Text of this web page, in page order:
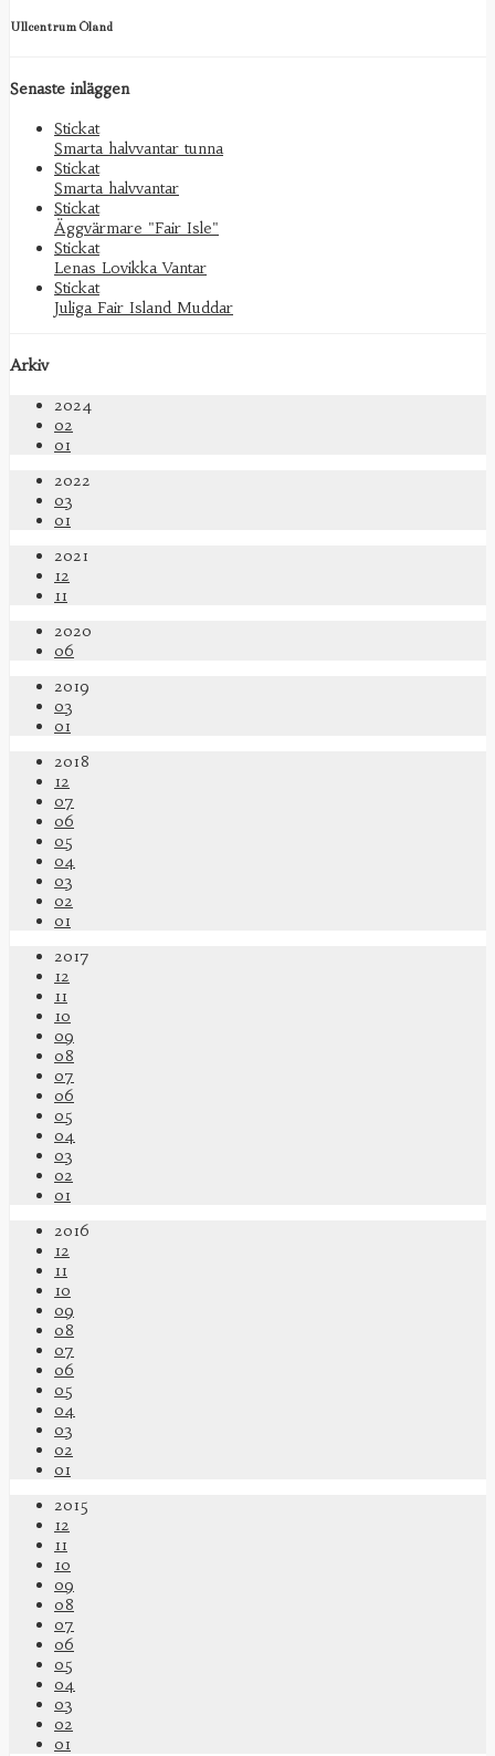
Ullcentrum Öland
Senaste inläggen
Stickat
Smarta halvvantar tunna
Stickat
Smarta halvvantar
Stickat
Äggvärmare "Fair Isle"
Stickat
Lenas Lovikka Vantar
Stickat
Juliga Fair Island Muddar
Arkiv
2024
02
01
2022
03
01
2021
12
11
2020
06
2019
03
01
2018
12
07
06
05
04
03
02
01
2017
12
11
10
09
08
07
06
05
04
03
02
01
2016
12
11
10
09
08
07
06
05
04
03
02
01
2015
12
11
10
09
08
07
06
05
04
03
02
01